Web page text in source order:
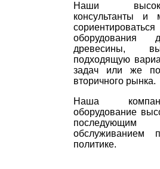
Наши
консультанты и
оборудования
древесины,
подходящую
задач или же
вторичного рынка.
Наша
оборудование
обслуживанием
политике.